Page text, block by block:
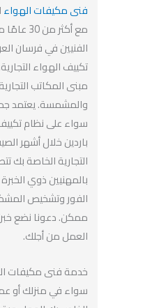
فنى مكيفات الهواء
مع أكثر من 30
الفنيين في فرسان العرب
تكييف الهواء التجارية.
مبنى المكاتب التجارية
والمشمسة. يعتمد جميع
سواء على نظام تكييف
باردين خلال أشهر
التجارية الخاصة بك
بالمهنيين ذوي الخبرة
الفور وتشخيص
ممكن. دعونا نضع خبرتنا
العمل من أجلك.
خدمة فنى مكيفات الهواء
سواء في منزلك أو عملك